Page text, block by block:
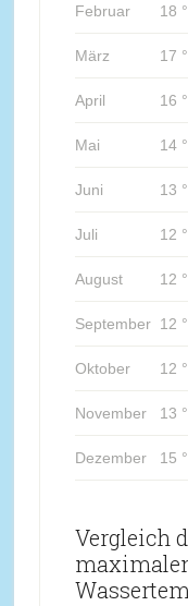
Februar 18
März 17
April 16
Mai 14
Juni 13
Juli 12
August 12
September 12
Oktober 12
November 13
Dezember 15
Vergleich